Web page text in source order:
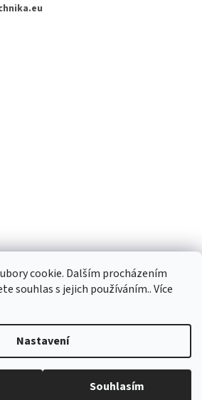
cookie. Dalším procházením
souhlas s jejich používáním.. Více
Nastavení
Souhlasím
. Všechna práva vyhrazena.
nastavení cookies